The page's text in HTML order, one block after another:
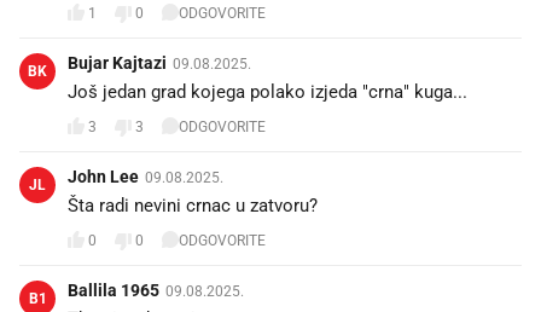
1 0 ODGOVORITE
BK Bujar Kajtazi 09.08.2025.
Još jedan grad kojega polako izjeda "crna" kuga...
3 3 ODGOVORITE
JL John Lee 09.08.2025.
Šta radi nevini crnac u zatvoru?
0 0 ODGOVORITE
B1 Ballila 1965 09.08.2025.